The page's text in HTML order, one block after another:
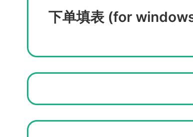
下单填表 (for